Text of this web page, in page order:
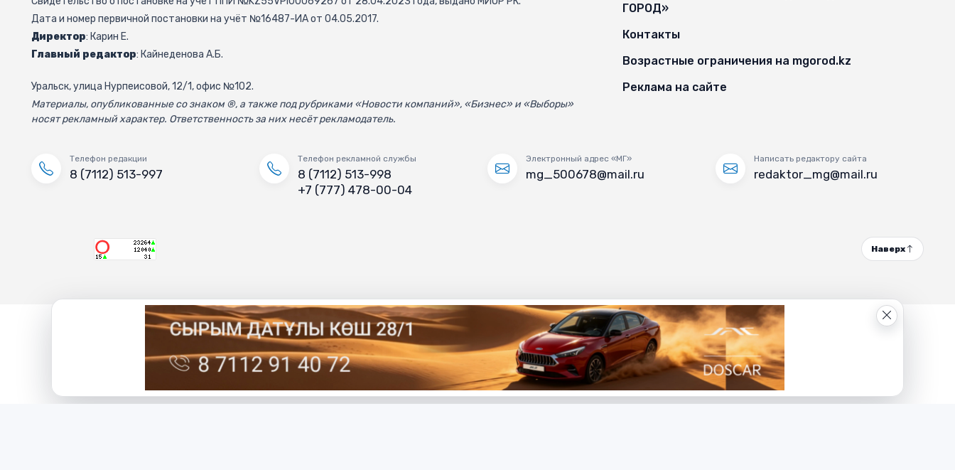
Дата и номер первичной постановки на учёт №16487-ИА от 04.05.2017.
Директор: Карин Е.
Главный редактор: Кайнеденова А.Б.
Уральск, улица Нурпеисовой, 12/1, офис №102.
Материалы, опубликованные со знаком ®, а также под рубриками «Новости компаний», «Бизнес» и «Выборы»
носят рекламный характер. Ответственность за них несёт рекламодатель.
ГОРОД»
Контакты
Возрастные ограничения на mgorod.kz
Реклама на сайте
Телефон редакции
8 (7112) 513-997
Телефон рекламной службы
8 (7112) 513-998
+7 (777) 478-00-04
Электронный адрес «МГ»
mg_500678@mail.ru
Написать редактору сайта
redaktor_mg@mail.ru
Наверх